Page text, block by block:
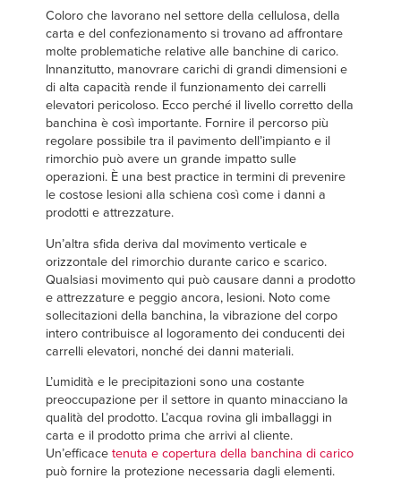
Italiano
Dutch
ASIA PACIFIC
English
中文
MIDDLE EAST/AFRICA
English
TROVA UN RAPPRESENTANTE
+39 (0) 236714370
Coloro che lavorano nel settore della cellulosa, della
carta e del confezionamento si trovano ad affrontare
molte problematiche relative alle banchine di carico.
Innanzitutto, manovrare carichi di grandi dimensioni e
di alta capacità rende il funzionamento dei carrelli
elevatori pericoloso. Ecco perché il livello corretto della
banchina è così importante. Fornire il percorso più
regolare possibile tra il pavimento dell’impianto e il
rimorchio può avere un grande impatto sulle
operazioni. È una best practice in termini di prevenire
le costose lesioni alla schiena così come i danni a
prodotti e attrezzature.
Un’altra sfida deriva dal movimento verticale e
orizzontale del rimorchio durante carico e scarico.
Qualsiasi movimento qui può causare danni a prodotto
e attrezzature e peggio ancora, lesioni. Noto come
sollecitazioni della banchina, la vibrazione del corpo
intero contribuisce al logoramento dei conducenti dei
carrelli elevatori, nonché dei danni materiali.
L’umidità e le precipitazioni sono una costante
preoccupazione per il settore in quanto minacciano la
qualità del prodotto. L’acqua rovina gli imballaggi in
carta e il prodotto prima che arrivi al cliente.
Un’efficace tenuta e copertura della banchina di carico
può fornire la protezione necessaria dagli elementi.